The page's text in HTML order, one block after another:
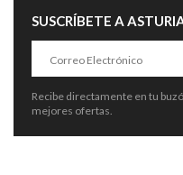
SUSCRÍBETE A
Recibe directamente en tu
mejores ofertas.